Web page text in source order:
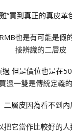
”買到真正的真皮革
也是有可能是假
接辨識的二層皮
但是價位也是在
過一雙是傳統定義
二層皮因為看不到內
把它當作比較好的